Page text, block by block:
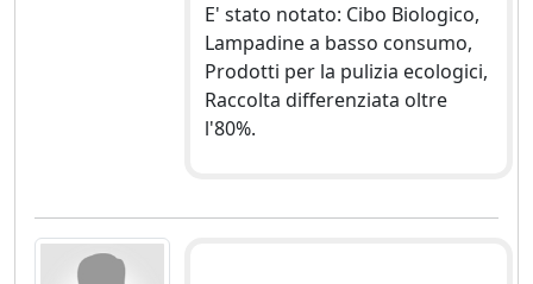
E' stato notato: Cibo Biologico,
Lampadine a basso consumo,
Prodotti per la pulizia ecologici,
Raccolta differenziata oltre
l'80%.